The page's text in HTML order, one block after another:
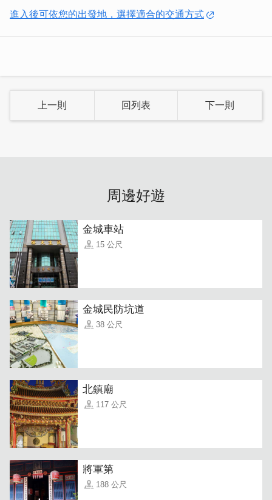
內餡亮點多，配料超豐富，其中甜鹹適中的菜圃跟滷蛋根本
飯糰口味不少，每種還可選擇要用白米、太極(白紫米各
半)、紫米。喜歡米粒口感較軟Q，可以選白米，反之挑紫
米~
進入後可依您的出發地，選擇適合的交通方式
上一則 回列表 下一則
周邊好遊
金城車站
15 公尺
金城民防坑道
38 公尺
北鎮廟
117 公尺
將軍第
188 公尺